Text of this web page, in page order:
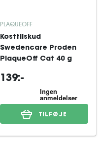
PLAQUEOFF
Kosttilskud
Swedencare Proden
PlaqueOff Cat 40 g
139:-
TILFØJE